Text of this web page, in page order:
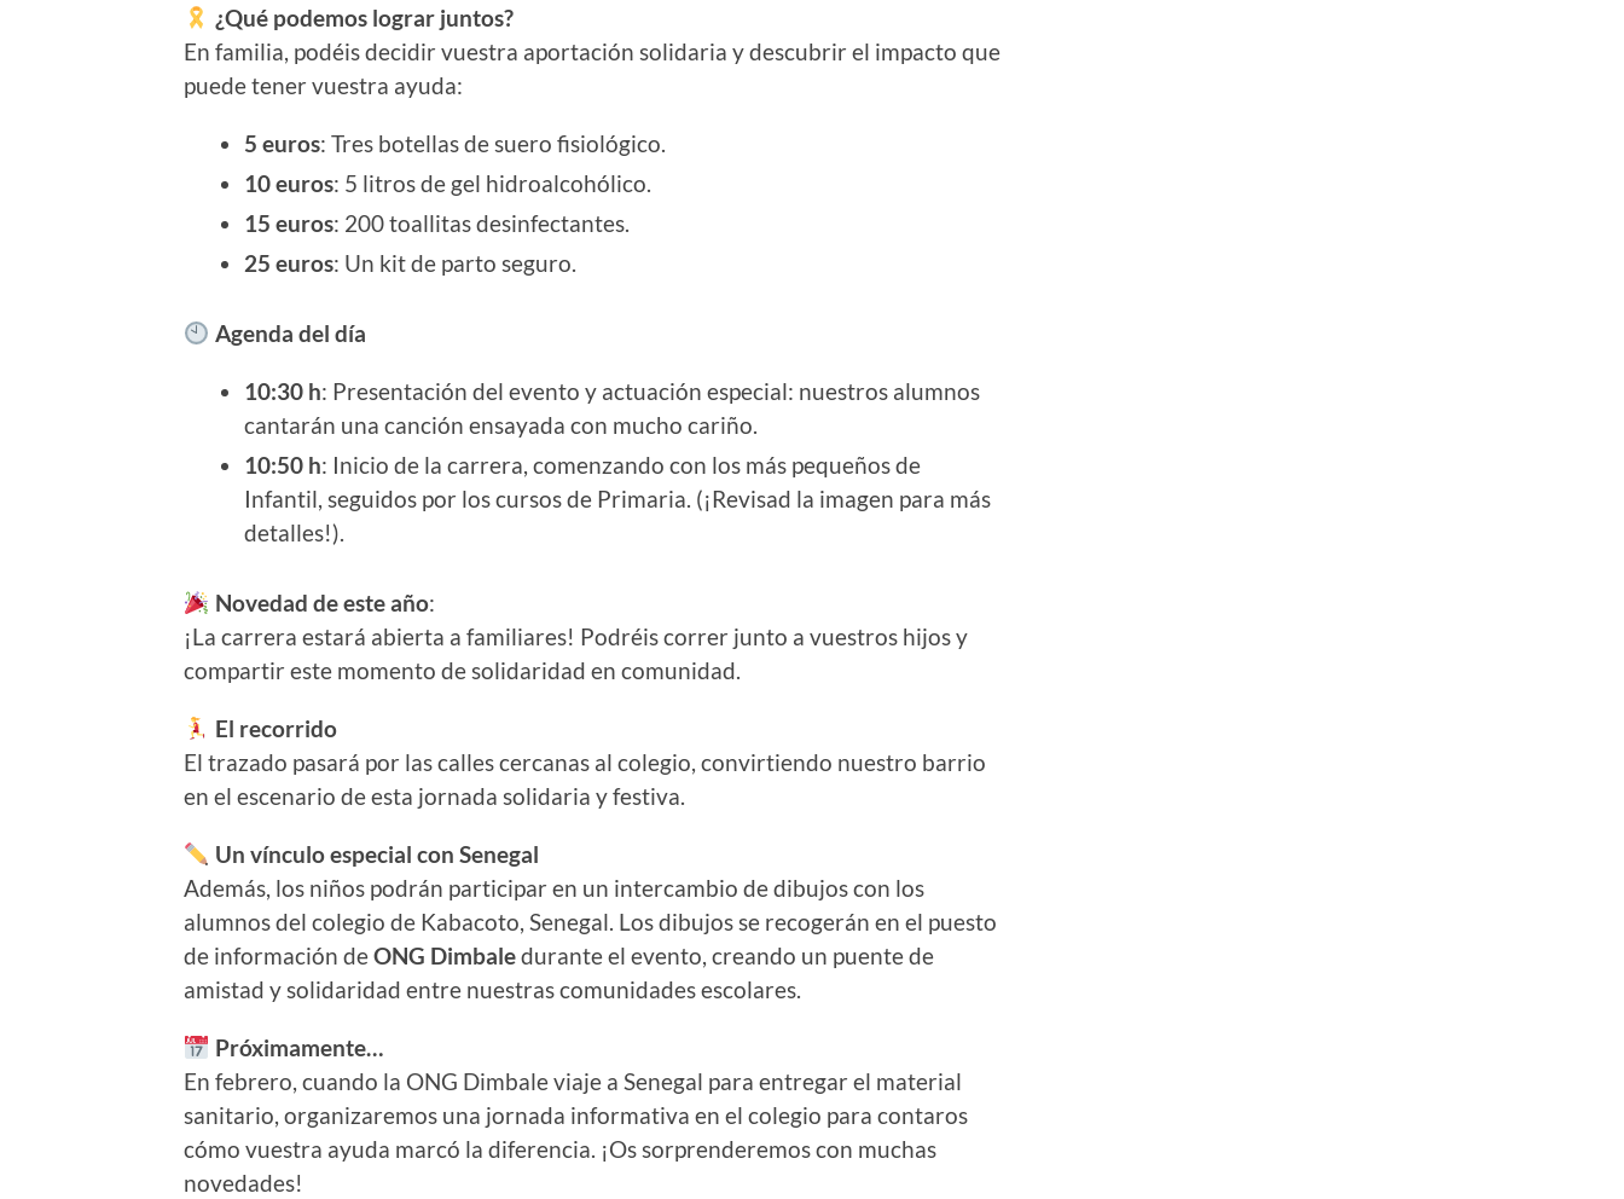
¿Qué podemos lograr juntos?
En familia, podéis decidir vuestra aportación solidaria y descubrir el impacto que
puede tener vuestra ayuda:
5 euros: Tres botellas de suero fisiológico.
10 euros: 5 litros de gel hidroalcohólico.
15 euros: 200 toallitas desinfectantes.
25 euros: Un kit de parto seguro.
Agenda del día
10:30 h: Presentación del evento y actuación especial: nuestros alumnos
cantarán una canción ensayada con mucho cariño.
10:50 h: Inicio de la carrera, comenzando con los más pequeños de
Infantil, seguidos por los cursos de Primaria. (¡Revisad la imagen para más
detalles!).
Novedad de este año:
¡La carrera estará abierta a familiares! Podréis correr junto a vuestros hijos y
compartir este momento de solidaridad en comunidad.
El recorrido
El trazado pasará por las calles cercanas al colegio, convirtiendo nuestro barrio
en el escenario de esta jornada solidaria y festiva.
Un vínculo especial con Senegal
Además, los niños podrán participar en un intercambio de dibujos con los
alumnos del colegio de Kabacoto, Senegal. Los dibujos se recogerán en el puesto
de información deONG Dimbaledurante el evento, creando un puente de
amistad y solidaridad entre nuestras comunidades escolares.
Próximamente…
En febrero, cuando la ONG Dimbale viaje a Senegal para entregar el material
sanitario, organizaremos una jornada informativa en el colegio para contaros
cómo vuestra ayuda marcó la diferencia. ¡Os sorprenderemos con muchas
novedades!